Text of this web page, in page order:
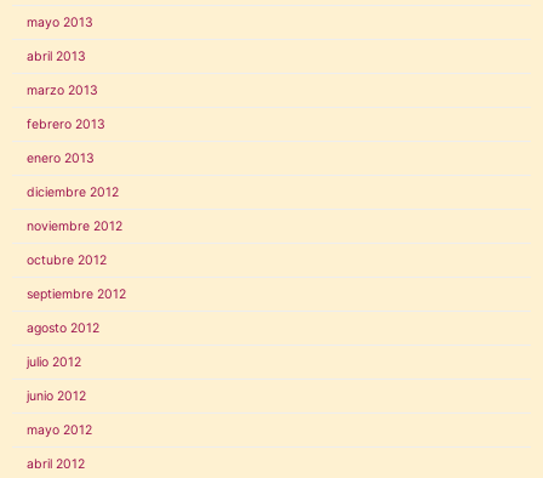
mayo 2013
abril 2013
marzo 2013
febrero 2013
enero 2013
diciembre 2012
noviembre 2012
octubre 2012
septiembre 2012
agosto 2012
julio 2012
junio 2012
mayo 2012
abril 2012